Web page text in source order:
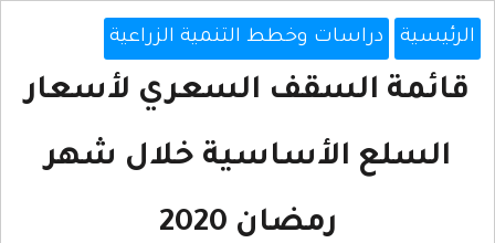
الرئيسية دراسات وخطط التنمية الزراعية
قائمة السقف السعري لأسعار
السلع الأساسية خلال شهر
رمضان 2020